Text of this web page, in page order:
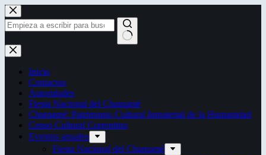
Saltar
al
contenido
Sin
resultados
Inicio
Contactos
Autoridades
Fiesta Nacional del Chamamé
Chamamé: Patrimonio Cultural Inmaterial de la Humanidad
Censo Cultural Correntino
Eventos anuales
Fiesta Nacional del Chamamé